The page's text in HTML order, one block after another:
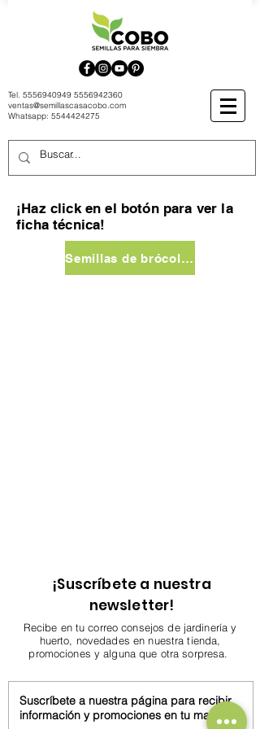
Tel. 5556940949 5556942360
ventas@semillascasacobo.com
Whatsapp: 5544424275
¡Haz click en el botón para ver la
ficha técnica!
Semillas de brócoli walthan 29
¡Suscríbete a nuestra
newsletter!
Recibe en tu correo consejos de jardinería y
huerto, novedades en nuestra tienda,
promociones y alguna que otra sorpresa.
Suscríbete a nuestra página para recibir
información y promociones en tu mail.